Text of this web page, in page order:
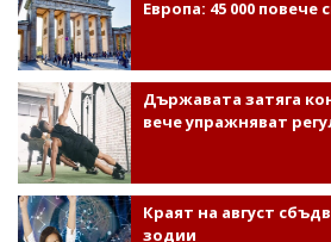
Европа: 45 000 повече
Държавата затяга
вече упражняват
Краят на август
зодии